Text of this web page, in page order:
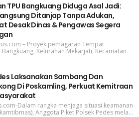
TPU Bangkuang Diduga Asal Jadi:
Ditanjap Tanpa Adukan,
Desak Dinas & Pengawas Segera
– Proyek pemagaran Tempat
Bangkuang, Kelurahan Mekarjati, Kecamatan
Laksanakan Sambang Dan
Di Poskamling, Perkuat Kemitraan
Dalam rangka menjaga situasi keamanan
Anggota Piket Polsek Pedes mela...